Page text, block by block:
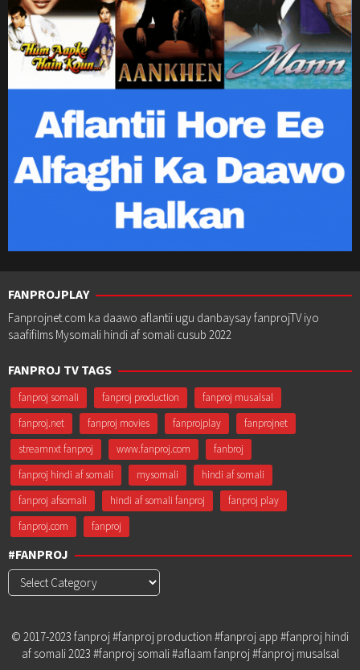
FANPROJPLAY
Fanprojnet.com ka daawo aflantii ugu danbaysay fanprojTV iyo
saafifilms Mysomali hindi af somali cusub 2022
FANPROJ TV TAGS
fanproj somali fanproj production
fanproj musalsal
fanproj.net
fanproj movies fanprojplay
fanprojnet
streamnxt fanproj
www.fanproj.com
fanbroj
fanproj hindi af somali
mysomali
hindi af somali
fanproj afsomali
hindi af somali fanproj
fanproj play
fanproj.com
fanproj
#FANPROJ
#Fanproj
© 2017-2023 fanproj #fanproj production #fanproj app #fanproj hindi
af somali 2023 #fanproj somali #aflaam fanproj #fanproj musalsal